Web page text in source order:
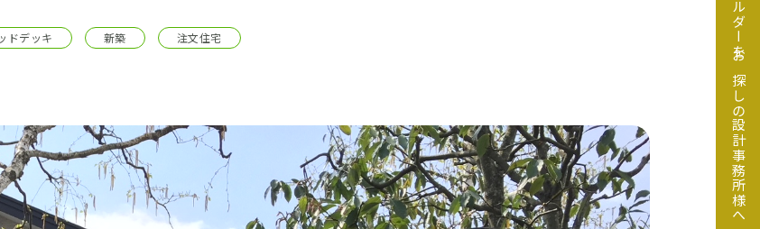
請求 地元のビルダーをお探しの設計事務所様へ
ドデッキ 新築 注文住宅 地元のビルダーをお探しの設計事務所様へ